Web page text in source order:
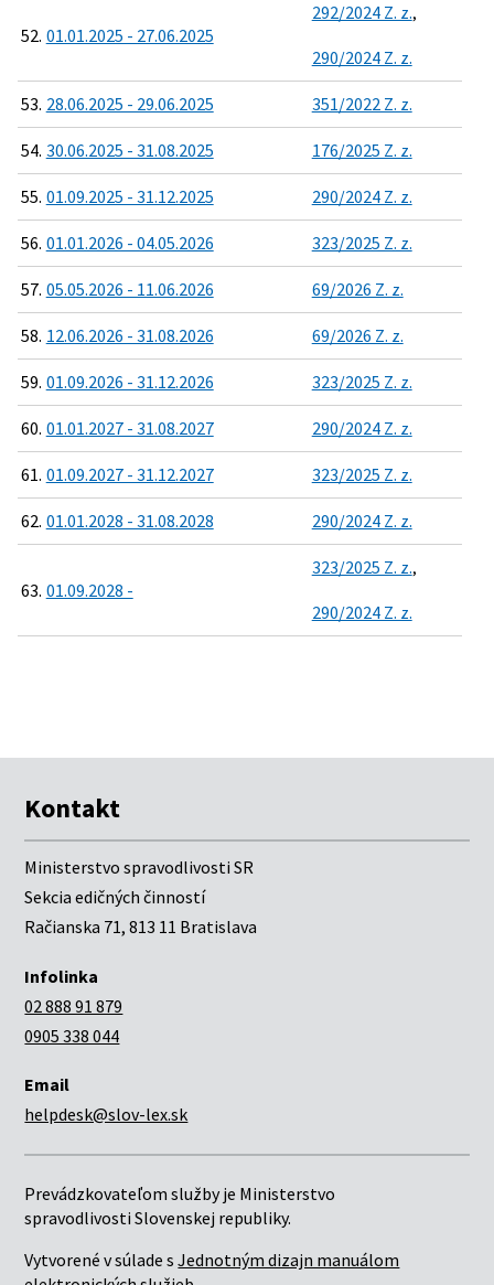
52. 01.01.2025 - 27.06.2025
292/2024 Z. z.,
290/2024 Z. z.
53. 28.06.2025 - 29.06.2025 351/2022 Z. z.
54. 30.06.2025 - 31.08.2025 176/2025 Z. z.
55. 01.09.2025 - 31.12.2025 290/2024 Z. z.
56. 01.01.2026 - 04.05.2026 323/2025 Z. z.
57. 05.05.2026 - 11.06.2026 69/2026 Z. z.
58. 12.06.2026 - 31.08.2026 69/2026 Z. z.
59. 01.09.2026 - 31.12.2026 323/2025 Z. z.
60. 01.01.2027 - 31.08.2027 290/2024 Z. z.
61. 01.09.2027 - 31.12.2027 323/2025 Z. z.
62. 01.01.2028 - 31.08.2028 290/2024 Z. z.
63. 01.09.2028 -
323/2025 Z. z.,
290/2024 Z. z.
Kontakt
Ministerstvo spravodlivosti SR
Sekcia edičných činností
Račianska 71, 813 11 Bratislava
Infolinka
02 888 91 879
0905 338 044
Email
helpdesk@slov-lex.sk
Prevádzkovateľom služby je Ministerstvo
spravodlivosti Slovenskej republiky.
Vytvorené v súlade sJednotným dizajn manuálom